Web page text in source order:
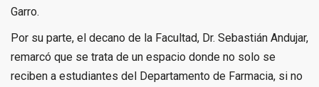
Garro.
Por su parte, el decano de la Facultad, Dr. Sebastián Andujar,
remarcó que se trata de un espacio donde no solo se
reciben a estudiantes del Departamento de Farmacia, si no